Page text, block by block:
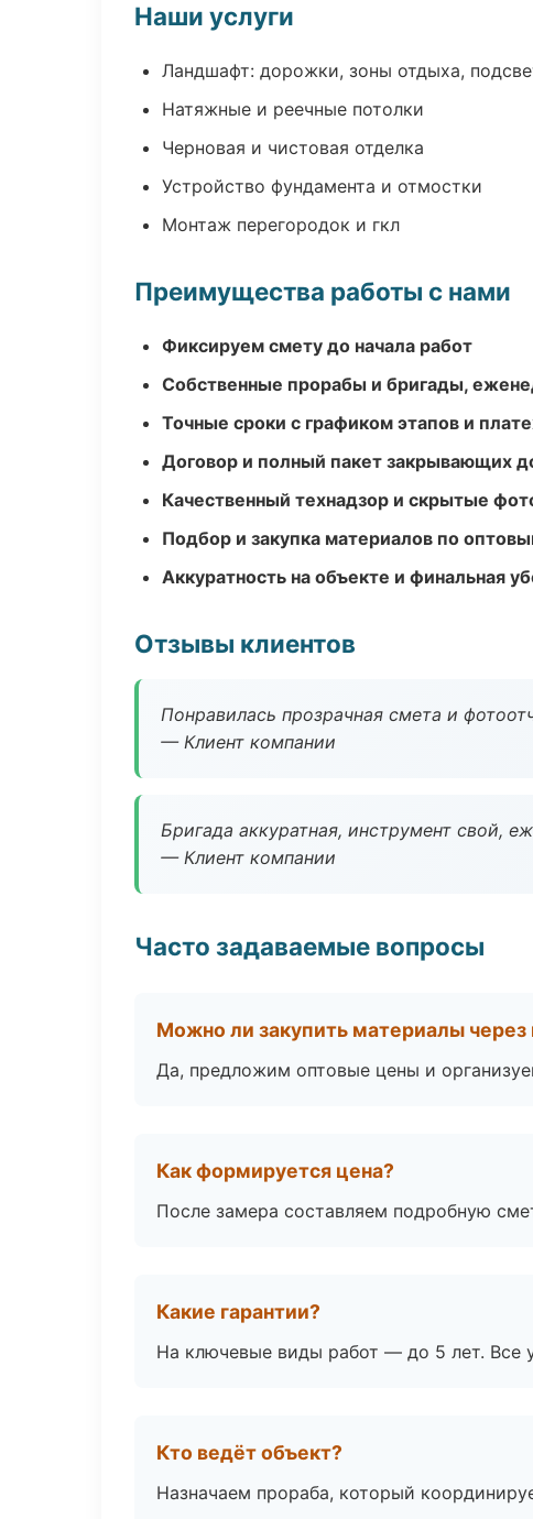
Наши услуги
Ландшафт: дорожки, зоны отдыха,
Натяжные и реечные потолки
Черновая и чистовая отделка
Устройство фундамента и отмостки
Монтаж перегородок и гкл
Преимущества работы с нами
Фиксируем смету до начала работ
Собственные прорабы и бригады,
Точные сроки с графиком этапов и
Договор и полный пакет закрывающих
Качественный технадзор и скрытые
Подбор и закупка материалов по
Аккуратность на объекте и финальная
Отзывы клиентов
Понравилась прозрачная смета и
— Клиент компании
Бригада аккуратная, инструмент свой,
— Клиент компании
Часто задаваемые вопросы
Можно ли закупить материалы через
Да, предложим оптовые цены и
Как формируется цена?
После замера составляем подробную
Какие гарантии?
На ключевые виды работ — до 5 лет. Все
Кто ведёт объект?
Назначаем прораба, который